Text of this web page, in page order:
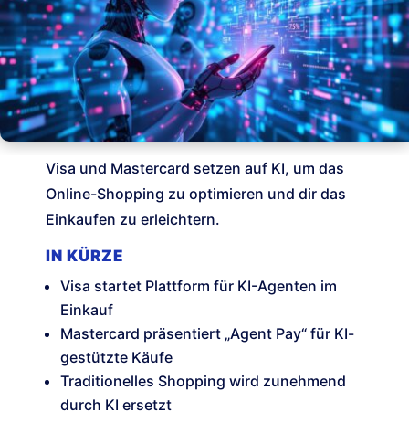
Visa und Mastercard setzen auf KI, um das
Online-Shopping zu optimieren und dir das
Einkaufen zu erleichtern.
IN KÜRZE
Visa startet Plattform für KI-Agenten im
Einkauf
Mastercard präsentiert „Agent Pay“ für KI-
gestützte Käufe
Traditionelles Shopping wird zunehmend
durch KI ersetzt